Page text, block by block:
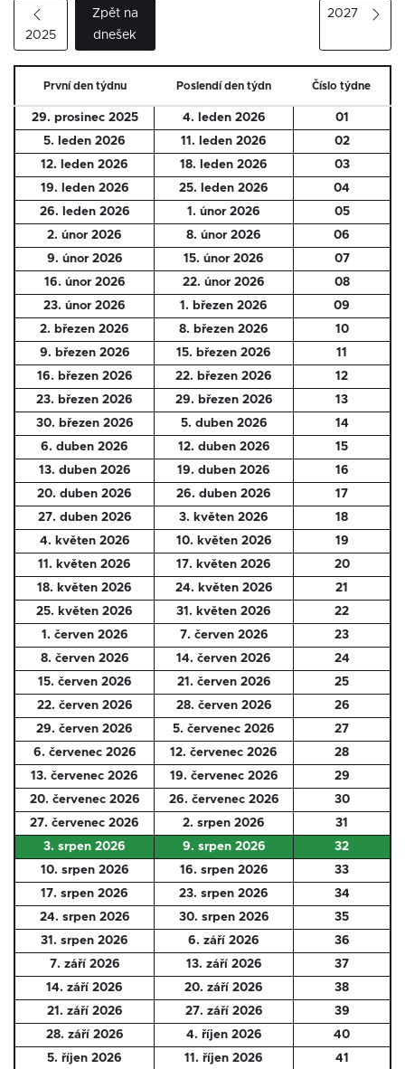
2025
Zpět na
dnešek
2027
První den týdnu Poslendí den týdn Číslo týdne
29. prosinec 2025 4. leden 2026
01
5. leden 2026
11. leden 2026
02
12. leden 2026
18. leden 2026
03
19. leden 2026
25. leden 2026
04
26. leden 2026
1. únor 2026
05
2. únor 2026
8. únor 2026
06
9. únor 2026
15. únor 2026
07
16. únor 2026
22. únor 2026
08
23. únor 2026
1. březen 2026
09
2. březen 2026
8. březen 2026
10
9. březen 2026
15. březen 2026
11
16. březen 2026
22. březen 2026
12
23. březen 2026
29. březen 2026
13
30. březen 2026
5. duben 2026
14
6. duben 2026
12. duben 2026
15
13. duben 2026
19. duben 2026
16
20. duben 2026
26. duben 2026
17
27. duben 2026
3. květen 2026
18
4. květen 2026
10. květen 2026
19
11. květen 2026
17. květen 2026
20
18. květen 2026
24. květen 2026
21
25. květen 2026
31. květen 2026
22
1. červen 2026
7. červen 2026
23
8. červen 2026
14. červen 2026
24
15. červen 2026
21. červen 2026
25
22. červen 2026
28. červen 2026
26
29. červen 2026
5. červenec 2026
27
6. červenec 2026
12. červenec 2026
28
13. červenec 2026
19. červenec 2026
29
20. červenec 2026
26. červenec 2026
30
27. červenec 2026
2. srpen 2026
31
3. srpen 2026
9. srpen 2026
32
10. srpen 2026
16. srpen 2026
33
17. srpen 2026
23. srpen 2026
34
24. srpen 2026
30. srpen 2026
35
31. srpen 2026
6. září 2026
36
7. září 2026
13. září 2026
37
14. září 2026
20. září 2026
38
21. září 2026
27. září 2026
39
28. září 2026
4. říjen 2026
40
5. říjen 2026
11. říjen 2026 41